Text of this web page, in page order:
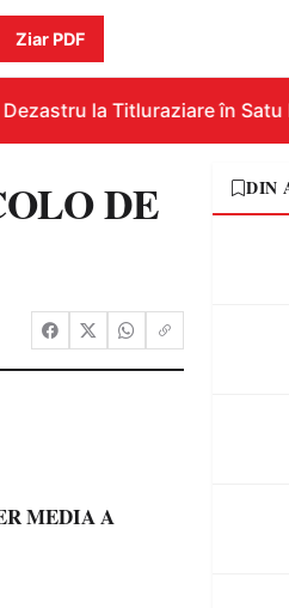
Ziar PDF
la Titluraziare în Satu
DE
MEDIA A
DIN